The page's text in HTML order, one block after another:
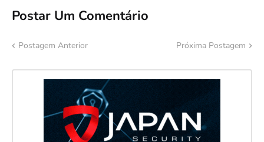
Postar Um Comentário
Postagem Anterior Próxima Postagem